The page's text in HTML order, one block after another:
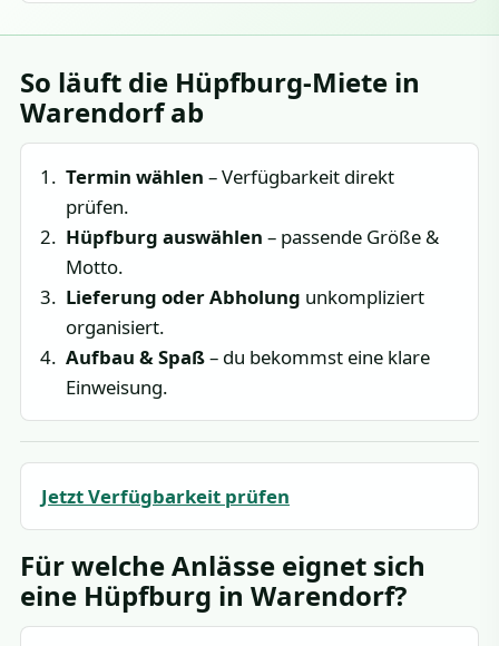
So läuft die Hüpfburg-Miete in
Warendorf ab
Termin wählen – Verfügbarkeit direkt
prüfen.
Hüpfburg auswählen – passende Größe &
Motto.
Lieferung oder Abholung unkompliziert
organisiert.
Aufbau & Spaß– du bekommst eine klare
Einweisung.
Jetzt Verfügbarkeit prüfen
Für welche Anlässe eignet sich
eine Hüpfburg in Warendorf?